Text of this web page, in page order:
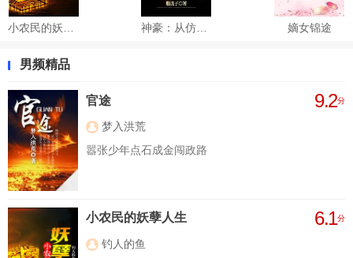
神豪：从仿造古玩开始 嫡女锦途
男频精品
官途 9.2分
梦入洪荒
嚣张少年点石成金闯政路
小农民的妖孽人生 6.1分
钓人的鱼